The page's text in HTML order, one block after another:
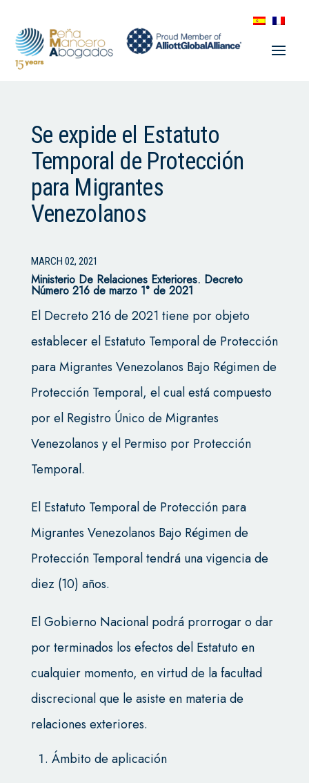
Se expide el Estatuto
Temporal de Protección
para Migrantes
Venezolanos
MARCH 02, 2021
Ministerio De Relaciones Exteriores. Decreto
Número 216 de marzo 1° de 2021
El Decreto 216 de 2021 tiene por objeto
establecer el Estatuto Temporal de Protección
para Migrantes Venezolanos Bajo Régimen de
Protección Temporal, el cual está compuesto
por el Registro Único de Migrantes
Venezolanos y el Permiso por Protección
Temporal.
El Estatuto Temporal de Protección para
Migrantes Venezolanos Bajo Régimen de
Protección Temporal tendrá una vigencia de
diez (10) años.
El Gobierno Nacional podrá prorrogar o dar
por terminados los efectos del Estatuto en
cualquier momento, en virtud de la facultad
discrecional que le asiste en materia de
relaciones exteriores.
Ámbito de aplicación